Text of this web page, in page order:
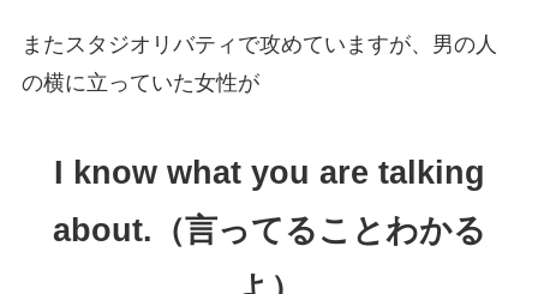
またスタジオリバティで攻めていますが、男の人
の横に立っていた女性が
I know what you are talking
about.（言ってることわかる